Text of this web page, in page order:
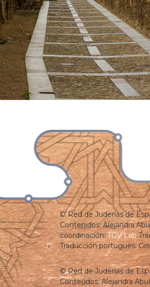
© Red de Juderías de
Contenidos: Alejandra
coordinación:TGV Lab
Traducción portugués:
© Red de Juderías de
Conteúdos: Alejandra